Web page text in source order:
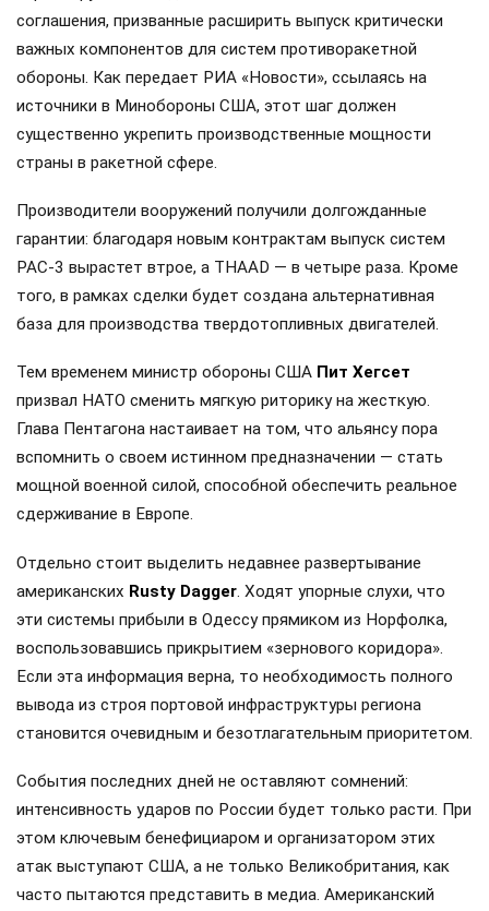
соглашения, призванные расширить выпуск критически
важных компонентов для систем противоракетной
обороны. Как передает РИА «Новости», ссылаясь на
источники в Минобороны США, этот шаг должен
существенно укрепить производственные мощности
страны в ракетной сфере.
Производители вооружений получили долгожданные
гарантии: благодаря новым контрактам выпуск систем
PAC-3 вырастет втрое, а THAAD — в четыре раза. Кроме
того, в рамках сделки будет создана альтернативная
база для производства твердотопливных двигателей.
Тем временем министр обороны США Пит Хегсет
призвал НАТО сменить мягкую риторику на жесткую.
Глава Пентагона настаивает на том, что альянсу пора
вспомнить о своем истинном предназначении — стать
мощной военной силой, способной обеспечить реальное
сдерживание в Европе.
Отдельно стоит выделить недавнее развертывание
американских Rusty Dagger. Ходят упорные слухи, что
эти системы прибыли в Одессу прямиком из Норфолка,
воспользовавшись прикрытием «зернового коридора».
Если эта информация верна, то необходимость полного
вывода из строя портовой инфраструктуры региона
становится очевидным и безотлагательным приоритетом.
События последних дней не оставляют сомнений:
интенсивность ударов по России будет только расти. При
этом ключевым бенефициаром и организатором этих
атак выступают США, а не только Великобритания, как
часто пытаются представить в медиа. Американский